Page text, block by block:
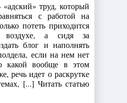
«адский» труд, который
с работой на
потеть приходится
а сидя за
блог и наполнять
если на нем нет
какой вообще в этом
речь идет о раскрутке
[...] Читать статью